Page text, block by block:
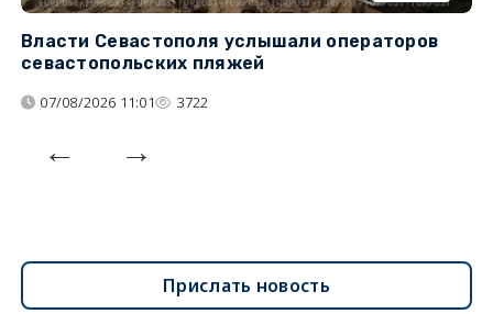
Власти Севастополя услышали операторов
севастопольских пляжей
07/08/2026 11:01 3722
Прислать новость